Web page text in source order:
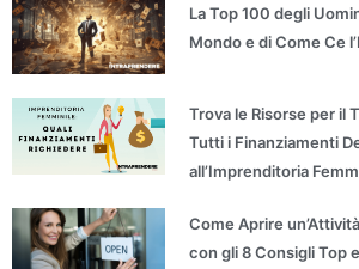
La Top 100 degli
Mondo e di Come Ce
Trova le Risorse per il
Tutti i Finanziamenti
all’Imprenditoria
Come Aprire
con gli 8 Consigli Top